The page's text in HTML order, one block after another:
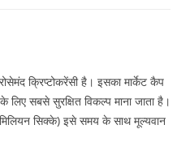
क्रिप्टोकरेंसी है। इसका मार्केट कैप
सबसे सुरक्षित विकल्प माना जाता है।
सिक्के) इसे समय के साथ मूल्यवान